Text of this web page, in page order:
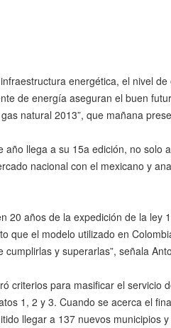
energética, el nivel
de energía aseguran el buen
natural 2013”, que mañana
año llega a su 15a edición, no
nacional con el mexicano y
20 años de la expedición de la
que el modelo utilizado en
cumplirlas y superarlas”, señala
criterios para masificar el servicio
1, 2 y 3. Cuando se acerca el
llegar a 137 nuevos municipios